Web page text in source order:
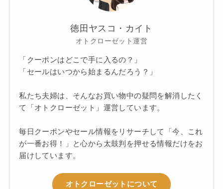
徳田ヤスコ・カイト
オトクローゼット運営
「クーポンはどこで手に入るの？」
「セールはいつから始まるんだろう？」
私たち夫婦は、そんなお買い物中の疑問を解消したく
て「オトクローゼット」運営しています。
毎日クーポンやセール情報をリサーチして「今、これ
が一番お得！」と心から太鼓判を押せる情報だけをお
届けしています。
オトクローゼットについて